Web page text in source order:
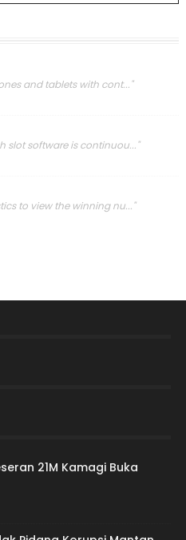
and tablets with cont..."
slot software is continuou..."
to view the winning nu..."
21M Kamagi Buka